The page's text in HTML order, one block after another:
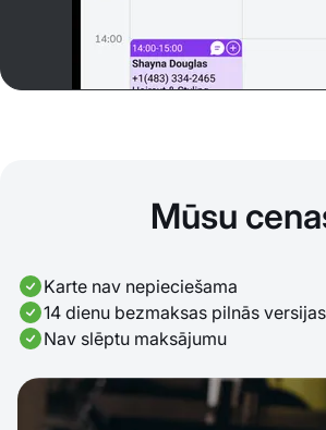
Mūsu
Karte nav nepieciešama
14 dienu bezmaksas pilnās
Nav slēptu maksājumu